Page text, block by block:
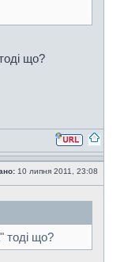
що?
10 липня 2011, 23:08
тоді що?